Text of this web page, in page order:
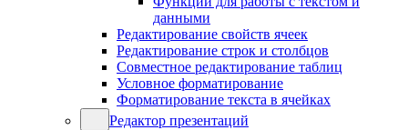
данными
Редактирование свойств ячеек
Редактирование строк и столбцов
Совместное редактирование таблиц
Условное форматирование
Форматирование текста в ячейках
Редактор презентаций